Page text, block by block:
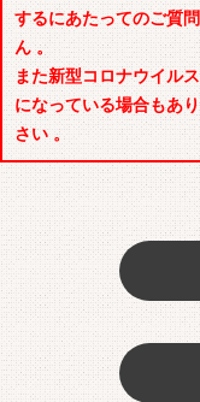
するにあたってのご質
ん 。
また新型コロナウイル
になっている場合もあ
さい 。